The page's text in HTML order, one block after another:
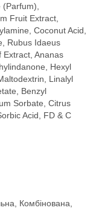
Fruit Extract,
Coconut Acid,
Rubus Idaeus
Ananas
Hexyl
Linalyl
Benzyl
Sorbate, Citrus
Acid, FD & C
Комбінована,